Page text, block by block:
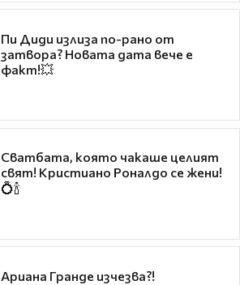
Пи Диди излиза по-рано от
затвора? Новата дата вече е
факт!💥
Сватбата, която чакаше целият
свят! Кристиано Роналдо се жени!
💍🍾
Ариана Гранде изчезва?!